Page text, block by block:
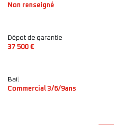
Non renseigné
Dépot de garantie
37 500 €
Bail
Commercial 3/6/9ans